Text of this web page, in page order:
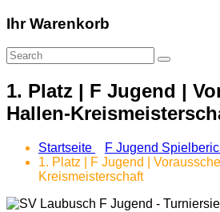
Ihr Warenkorb
1. Platz | F Jugend |
Hallen-
Startseite
F Jugend
1. Platz | F Jugend |
Kreismeisterschaft